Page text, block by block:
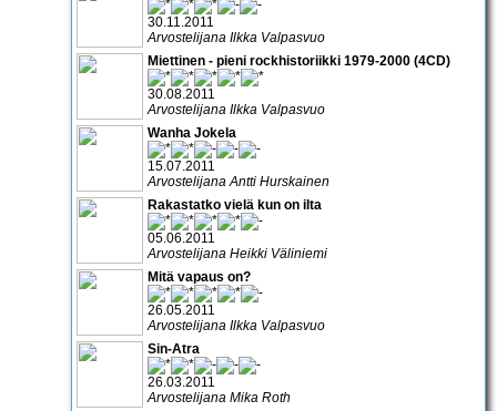
30.11.2011
Arvostelijana Ilkka Valpasvuo
Miettinen - pieni rockhistoriikki 1979-2000 (4CD)
30.08.2011
Arvostelijana Ilkka Valpasvuo
Wanha Jokela
15.07.2011
Arvostelijana Antti Hurskainen
Rakastatko vielä kun on ilta
05.06.2011
Arvostelijana Heikki Väliniemi
Mitä vapaus on?
26.05.2011
Arvostelijana Ilkka Valpasvuo
Sin-Atra
26.03.2011
Arvostelijana Mika Roth